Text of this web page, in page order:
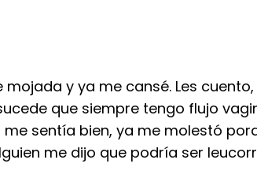
mojada y ya me cansé. Les
que siempre tengo flujo
sentía bien, ya me molestó
me dijo que podría ser